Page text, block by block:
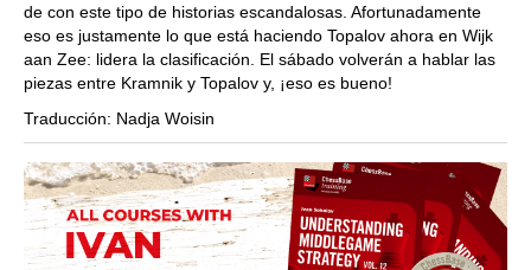
de con este tipo de historias escandalosas. Afortunadamente
eso es justamente lo que está haciendo Topalov ahora en Wijk
aan Zee: lidera la clasificación. El sábado volverán a hablar las
piezas entre Kramnik y Topalov y, ¡eso es bueno!
Traducción: Nadja Woisin